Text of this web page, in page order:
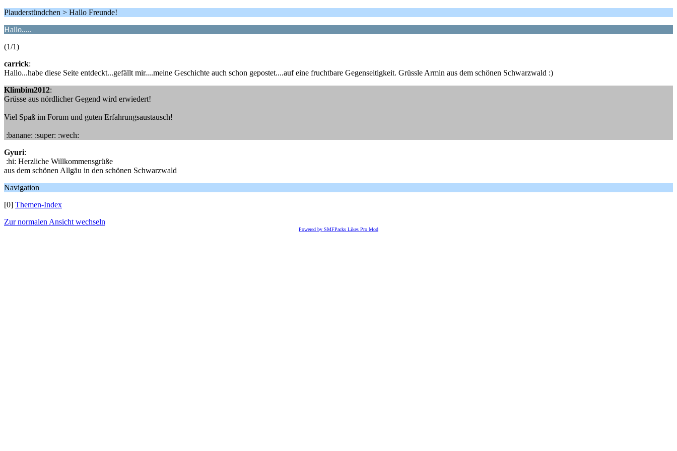
Plauderstündchen > Hallo Freunde!
Hallo.....
(1/1)
carrick:
Hallo...habe diese Seite entdeckt...gefällt mir....meine Geschichte auch schon gepostet....auf eine fruchtbare Gegenseitigkeit. Grüssle Armin aus dem schönen Schwarzwald :)
Klimbim2012:
Grüsse aus nördlicher Gegend wird erwiedert!
Viel Spaß im Forum und guten Erfahrungsaustausch!
:banane: :super: :wech:
Gyuri:
:hi: Herzliche Willkommensgrüße
aus dem schönen Allgäu in den schönen Schwarzwald
Navigation
[0] Themen-Index
Zur normalen Ansicht wechseln
Powered by SMFPacks Likes Pro Mod